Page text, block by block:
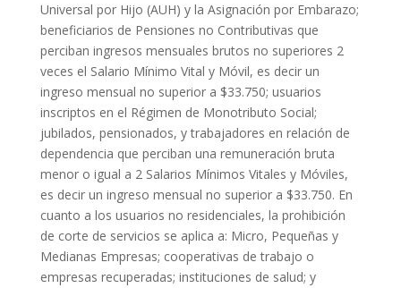
Universal por Hijo (AUH) y la Asignación por Embarazo;
beneficiarios de Pensiones no Contributivas que
perciban ingresos mensuales brutos no superiores 2
veces el Salario Mínimo Vital y Móvil, es decir un
ingreso mensual no superior a $33.750; usuarios
inscriptos en el Régimen de Monotributo Social;
jubilados, pensionados, y trabajadores en relación de
dependencia que perciban una remuneración bruta
menor o igual a 2 Salarios Mínimos Vitales y Móviles,
es decir un ingreso mensual no superior a $33.750. En
cuanto a los usuarios no residenciales, la prohibición
de corte de servicios se aplica a: Micro, Pequeñas y
Medianas Empresas; cooperativas de trabajo o
empresas recuperadas; instituciones de salud; y